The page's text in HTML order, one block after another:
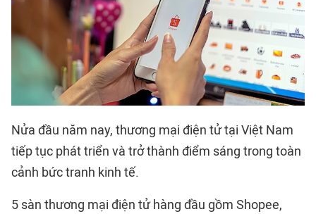
Nửa đầu năm nay, thương mại điện tửtại Việt Nam
tiếp tục phát triển và trở thành điểm sáng trong toàn
cảnh bức tranh kinh tế.
5 sàn thương mại điện tử hàng đầu gồm Shopee,